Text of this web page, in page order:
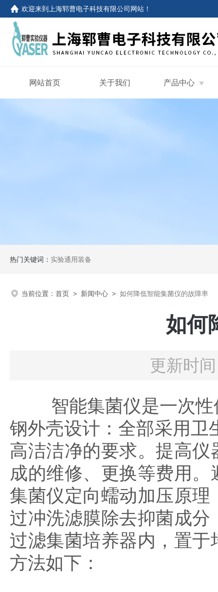
欢迎来到 上海郓曹电子科技有限公司网站 ！
网站首页 关于我们 产品中心
热门关键词： 实验通用装备
当前位置： 首页 > 新闻中心 > 如何降低智能集菌仪的故障率
如何
更新时
智能集菌仪是一次性
钢外壳设计：全部采用卫
高洁洁净的要求。提高
成的维修、更换等费用
集菌仪定向蠕动加压原
过冲洗滤膜除去抑菌成
过滤集菌培养器内，置
方法如下：